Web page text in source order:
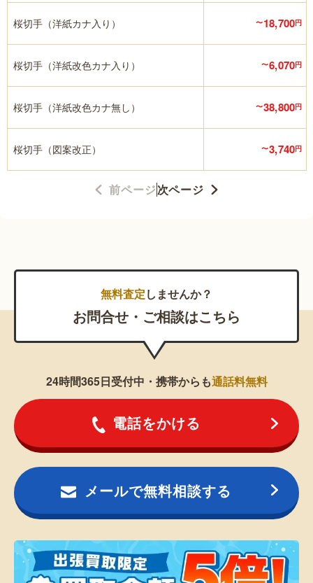
桜切手（洋紙カナ入り） 〜18,700円
桜切手（洋紙改色カナ入り） 〜6,070円
桜切手（洋紙改色カナ無し） 〜38,800円
桜切手（図案改正） 〜3,740円
前ページ次ページ
無料査定しませんか？
お問合せ・ご相談はこちら
24時間365日受付中・携帯からも通話料無料
電話をかける
メールで無料相談する